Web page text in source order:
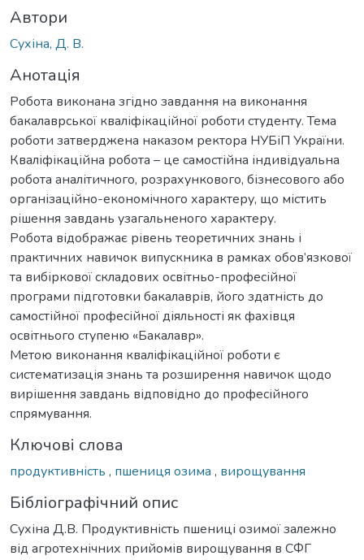
Автори
Сухіна, Д. В.
Анотація
Робота виконана згідно завдання на виконання
бакалаврської кваліфікаційної роботи студенту. Тема
роботи затверджена наказом ректора НУБіП України.
Кваліфікаційна робота – це самостійна індивідуальна
робота аналітичного, розрахункового, бізнесового або
організаційно-економічного характеру, що містить
рішення завдань узагальненого характеру.
Робота відображає рівень теоретичних знань і
практичних навичок випускника в рамках обов’язкової
та вибіркової складових освітньо-професійної
програми підготовки бакалаврів, його здатність до
самостійної професійної діяльності як фахівця
освітнього ступеню «Бакалавр».
Метою виконання кваліфікаційної роботи є
систематизація знань та розширення навичок щодо
вирішення завдань відповідно до професійного
спрямування.
Ключові слова
продуктивність , пшениця озима , вирощування
Бібліографічний опис
Сухіна Д.В. Продуктивність пшениці озимої залежно
від агротехнічних прийомів вирощування в СФГ